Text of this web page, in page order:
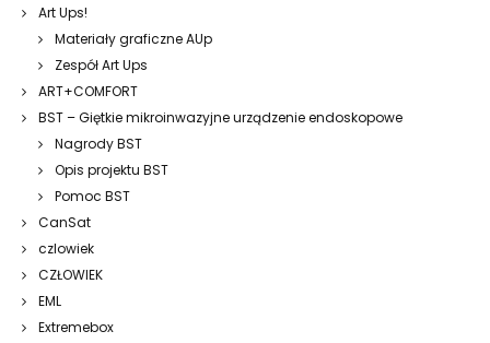
Art Ups!
Materiały graficzne AUp
Zespół Art Ups
ART+COMFORT
BST – Giętkie mikroinwazyjne urządzenie endoskopowe
Nagrody BST
Opis projektu BST
Pomoc BST
CanSat
czlowiek
CZŁOWIEK
EML
Extremebox